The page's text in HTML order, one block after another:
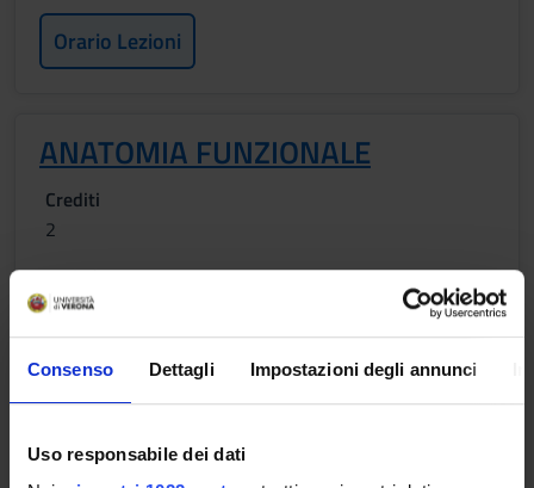
Consenso Dettagli Impostazioni degli annunci
Uso responsabile dei dati
Orario Lezioni
ANATOMIA FUNZIONALE
Crediti
2
Periodo
1 SEMESTRE PROFESSIONI SANITARIE
Luca Capelli
Orario Lezioni